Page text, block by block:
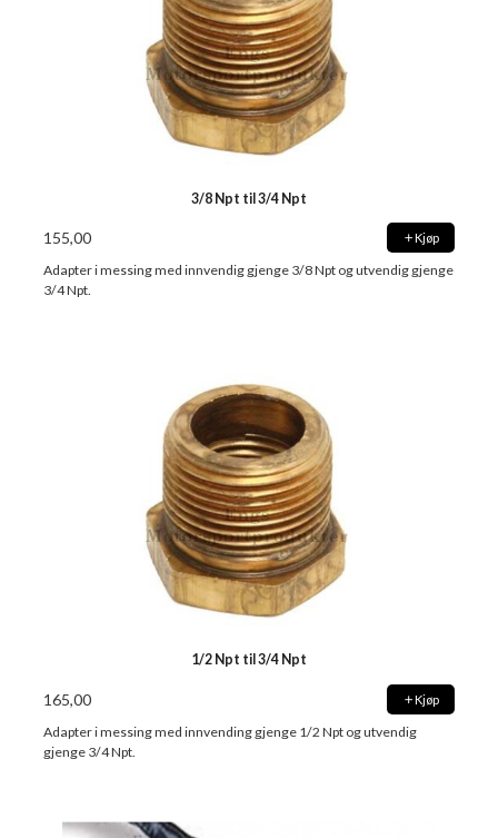
3/8 Npt til 3/4 Npt
155,00 Kjøp
Adapter i messing med innvendig gjenge 3/8 Npt og utvendig gjenge
3/4 Npt.
1/2 Npt til 3/4 Npt
165,00 Kjøp
Adapter i messing med innvending gjenge 1/2 Npt og utvendig
gjenge 3/4 Npt.